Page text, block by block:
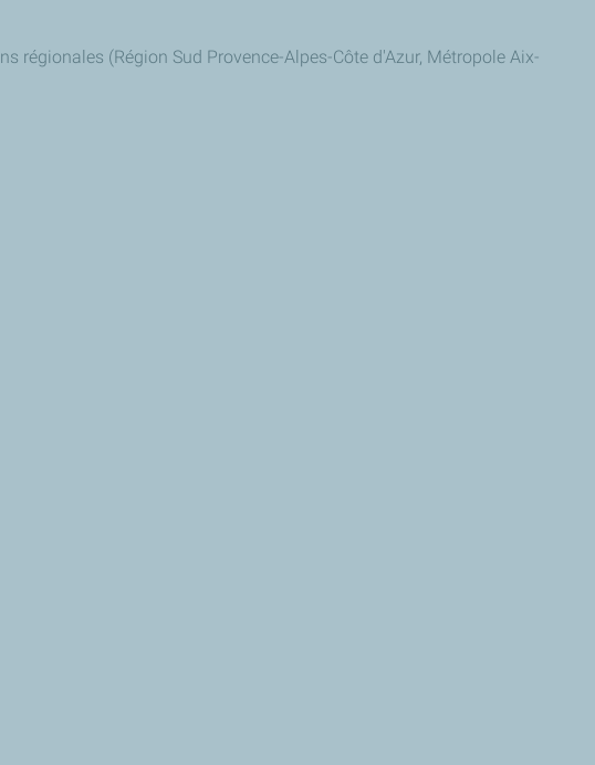
(Région Sud Provence-Alpes-Côte d'Azur, Métropole Aix-